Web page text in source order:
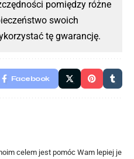
pomiędzy różne
swoich
tę gwarancję.
Facebook
celem jest pomóc Wam lepiej je